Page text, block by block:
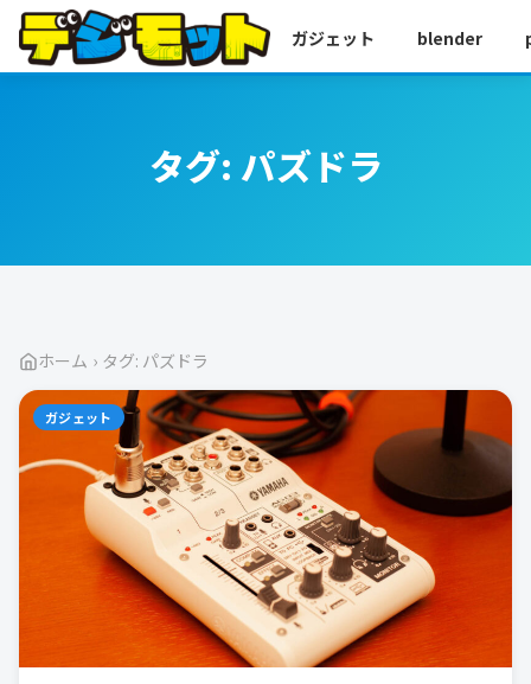
ガジェット blender
タグ: パズドラ
ホーム › タグ: パズドラ
ガジェット